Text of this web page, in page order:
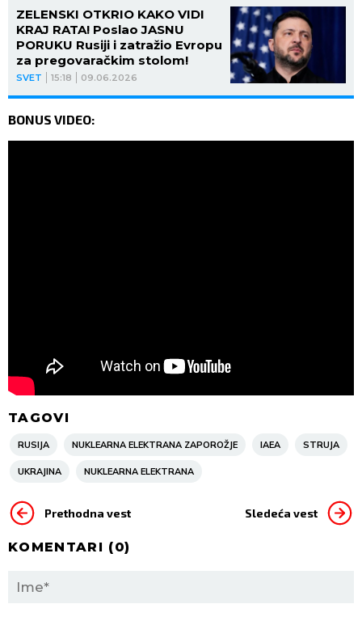
SVET 15:18 09.06.2026
ZELENSKI OTKRIO KAKO VIDI
KRAJ RATA! Poslao JASNU
PORUKU Rusiji i zatražio Evropu
za pregovaračkim stolom!
BONUS VIDEO:
TAGOVI
RUSIJA NUKLEARNA ELEKTRANA ZAPOROŽJE IAEA STRUJA
UKRAJINA NUKLEARNA ELEKTRANA
Prethodna vest Sledeća vest
KOMENTARI (0)